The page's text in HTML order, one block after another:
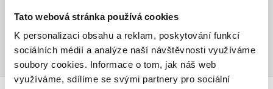
Tato webová stránka používá cookies
K personalizaci obsahu a reklam, poskytování funkcí
sociálních médií a analýze naší návštěvnosti využíváme
soubory cookies. Informace o tom, jak náš web
využíváme, sdílíme se svými partnery pro sociální
Uživatelskou recenzi mohou vkládat pouze registrovaní uživatelé
Přihlásit